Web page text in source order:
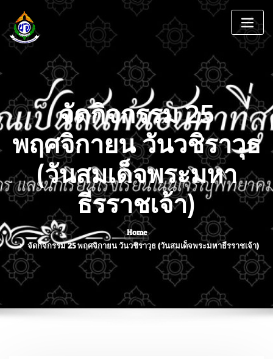
จัดกิจกรรม 25
พฤศจิกายน วันวชิราวุธ
(วันสมเด็จพระมหา
ธีรราชเจ้า)
Home
จัดกิจกรรม 25 พฤศจิกายน วันวชิราวุธ (วันสมเด็จพระมหาธีรราชเจ้า)